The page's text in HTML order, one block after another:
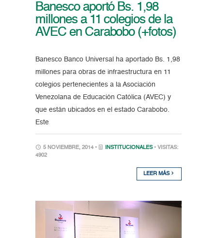
Banesco aportó Bs. 1,98
millones a 11 colegios de la
AVEC en Carabobo (+fotos)
Banesco Banco Universal ha aportado Bs. 1,98
millones para obras de infraestructura en 11
colegios pertenecientes a la Asociación
Venezolana de Educación Católica (AVEC) y
que están ubicados en el estado Carabobo.
Este
5 NOVIEMBRE, 2014 • INSTITUCIONALES • VISITAS:
4902
LEER MÁS